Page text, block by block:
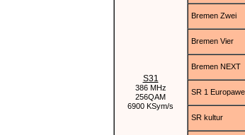
S31
386 MHz
256QAM
6900 KSym/s
Bremen Zwei
Bremen Vier
Bremen NEXT
SR 1
SR kultur